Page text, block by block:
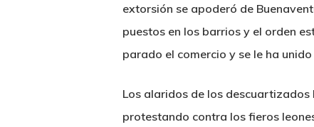
extorsión se apoderó de
puestos en los barrios y el orden
parado el comercio y se le ha
Los alaridos de los
protestando contra los fieros